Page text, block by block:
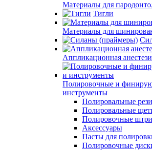
Материалы для
Тигли
Материалы для
Аппликационная
Полировочные и
инструменты
Полировальные
Полировальные
Полировочные
Аксессуары
Пасты для
Полировочные